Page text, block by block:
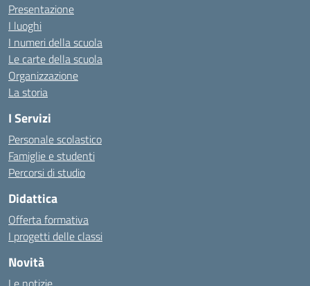
Presentazione
I luoghi
I numeri della scuola
Le carte della scuola
Organizzazione
La storia
I Servizi
Personale scolastico
Famiglie e studenti
Percorsi di studio
Didattica
Offerta formativa
I progetti delle classi
Novità